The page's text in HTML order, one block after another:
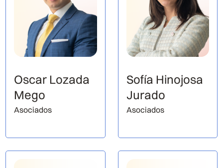
Oscar Lozada
Mego
Asociados
Sofía Hinojosa
Jurado
Asociados